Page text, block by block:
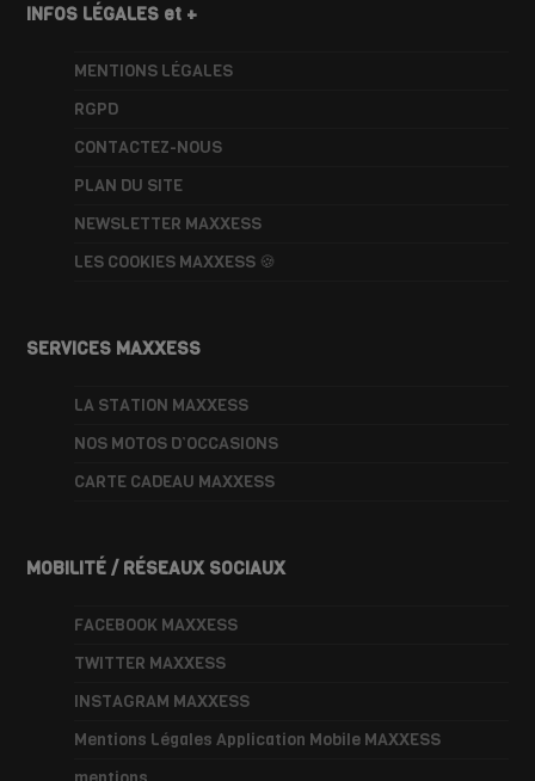
INFOS LÉGALES et +
MENTIONS LÉGALES
RGPD
CONTACTEZ-NOUS
PLAN DU SITE
NEWSLETTER MAXXESS
LES COOKIES MAXXESS 🍪
SERVICES MAXXESS
LA STATION MAXXESS
NOS MOTOS D’OCCASIONS
CARTE CADEAU MAXXESS
MOBILITÉ / RÉSEAUX SOCIAUX
FACEBOOK MAXXESS
TWITTER MAXXESS
INSTAGRAM MAXXESS
Mentions Légales Application Mobile MAXXESS